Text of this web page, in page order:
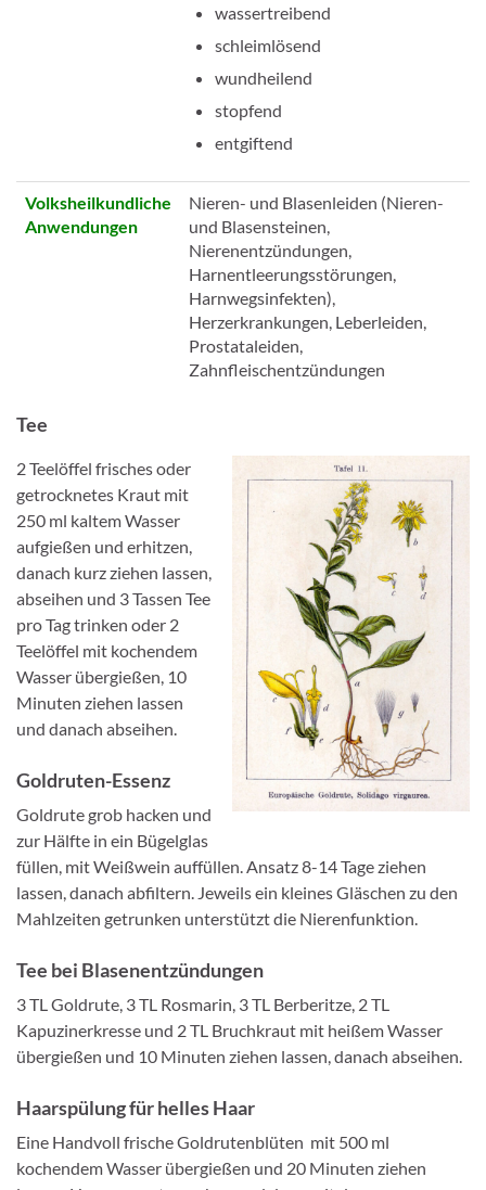
wassertreibend
schleimlösend
wundheilend
stopfend
entgiftend
Volksheilkundliche
Anwendungen
Nieren- und Blasenleiden (Nieren-
und Blasensteinen,
Nierenentzündungen,
Harnentleerungsstörungen,
Harnwegsinfekten),
Herzerkrankungen, Leberleiden,
Prostataleiden,
Zahnfleischentzündungen
Tee
2 Teelöffel frisches oder
getrocknetes Kraut mit
250 ml kaltem Wasser
aufgießen und erhitzen,
danach kurz ziehen lassen,
abseihen und 3 Tassen Tee
pro Tag trinken oder 2
Teelöffel mit kochendem
Wasser übergießen, 10
Minuten ziehen lassen
und danach abseihen.
Goldruten-Essenz
Goldrute grob hacken und
zur Hälfte in ein Bügelglas
füllen, mit Weißwein auffüllen. Ansatz 8-14 Tage ziehen
lassen, danach abfiltern. Jeweils ein kleines Gläschen zu den
Mahlzeiten getrunken unterstützt die Nierenfunktion.
Tee bei Blasenentzündungen
3 TL Goldrute, 3 TL Rosmarin, 3 TL Berberitze, 2 TL
Kapuzinerkresse und 2 TL Bruchkraut mit heißem Wasser
übergießen und 10 Minuten ziehen lassen, danach abseihen.
Haarspülung für helles Haar
Eine Handvoll frische Goldrutenblüten mit 500 ml
kochendem Wasser übergießen und 20 Minuten ziehen